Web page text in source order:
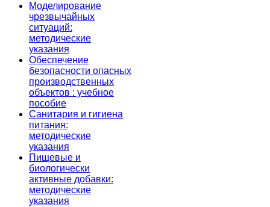
Моделирование
чрезвычайных
ситуаций:
методические
указания
Обеспечение
безопасности опасных
производственных
объектов : учебное
пособие
Санитария и гигиена
питания:
методические
указания
Пищевые и
биологически
активные добавки:
методические
указания